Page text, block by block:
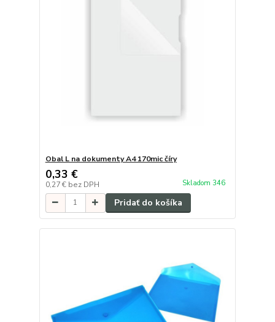
Obal L na dokumenty A4 170mic číry
0,33 €
0,27 € bez DPH Skladom 346
Pridať do košíka